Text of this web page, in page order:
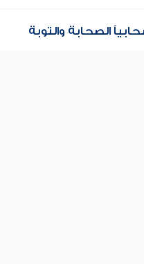
الصحابة والتوبة